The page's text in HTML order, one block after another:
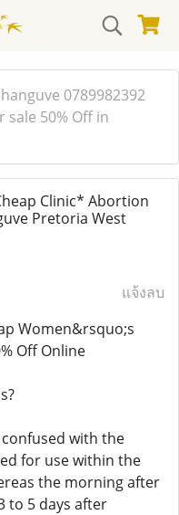
0789982392
50% Off in
Clinic* Abortion
Pretoria West
แจ้งลบ
Women&rsquo;s
Off Online
with the
for use within the
the morning after
to 5 days after